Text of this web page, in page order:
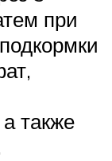
при
также